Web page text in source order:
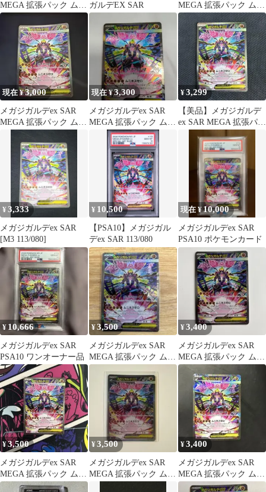
MEGA 拡張パック ムニ
キスゼロ キラ 113/0…
ガルデEX SAR
MEGA 拡張パック ムニ
キスゼロ キラ 113/08
現在 ¥3,000
メガジガルデex SAR
MEGA 拡張パック ムニ
現在 ¥3,300
メガジガルデex SAR
MEGA 拡張パック ムニ
キスゼロ キラ 113/0…
¥3,299
【美品】メガジガルデ
ex SAR MEGA 拡張パッ
¥3,333
メガジガルデex SAR
[M3 113/080]
¥ 10,500
【PSA10】メガジガル
デex SAR 113/080
現在 ¥10,000
メガジガルデex SAR
PSA10 ポケモンカード
¥ 10,666
メガジガルデex SAR
PSA10 ワンオーナー品
¥3,500
メガジガルデex SAR
MEGA 拡張パック ムニ
キスゼロ キラ 113/0…
¥3,400
メガジガルデex SAR
MEGA 拡張パック ムニ
キスゼロ キラ 113/0…
¥3,500
メガジガルデex SAR
MEGA 拡張パック ムニ
キスゼロ キラ 113/0…
¥3,500
メガジガルデex SAR
MEGA 拡張パック ムニ
¥3,400
メガジガルデex SAR
MEGA 拡張パック ムニ
キスゼロ